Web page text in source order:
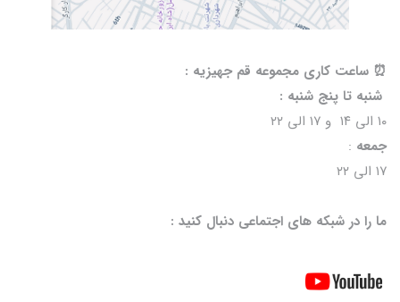
⏰️ ساعت کاری مجموعه قم جهیزیه :
شنبه تا پنج شنبه :
۱۰ الی ۱۴ و ۱۷ الی ۲۲
جمعه :
۱۷ الی ۲۲
ما را در شبکه های اجتماعی دنبال کنید :